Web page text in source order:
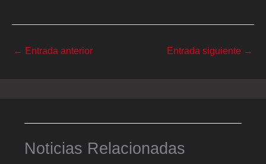
← Entrada anterior Entrada siguiente →
Noticias Relacionadas